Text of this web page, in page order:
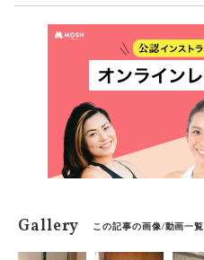
Gallery この記事の画像/動画一覧